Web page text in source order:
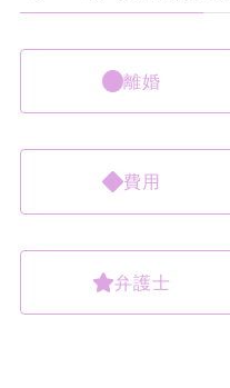
離婚
費用
弁護士